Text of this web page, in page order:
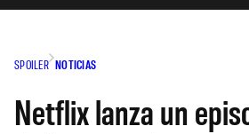
SPOILER NOTICIAS
Netflix lanza un